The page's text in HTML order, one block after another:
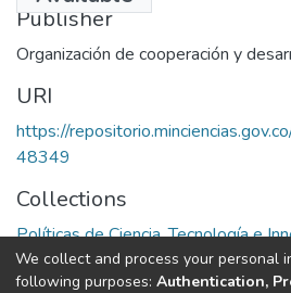
Publisher
Organización de cooperación y
URI
https://
48349
Collections
Políticas de Ciencia, Tecnología e
Full item page
We collect and process your personal
following purposes: Authentication,